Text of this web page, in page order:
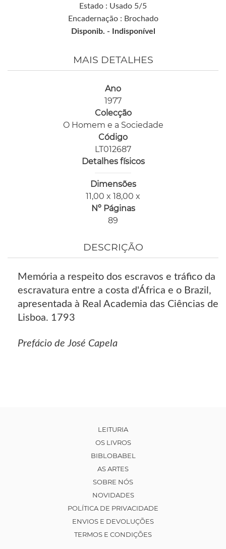
Estado : Usado 5/5
Encadernação : Brochado
Disponib. -
Indisponível
MAIS DETALHES
Ano
1977
Colecção
O Homem e a Sociedade
Código
LT012687
Detalhes físicos
Dimensões
11,00 x 18,00 x
Nº Páginas
89
DESCRIÇÃO
Memória a respeito dos escravos e tráfico da
escravatura entre a costa d'África e o Brazil,
apresentada à Real Academia das Ciências de
Lisboa. 1793
Prefácio de José Capela
LEITURIA
OS LIVROS
BIBLOBABEL
AS ARTES
SOBRE NÓS
NOVIDADES
POLÍTICA DE PRIVACIDADE
ENVIOS E DEVOLUÇÕES
TERMOS E CONDIÇÕES